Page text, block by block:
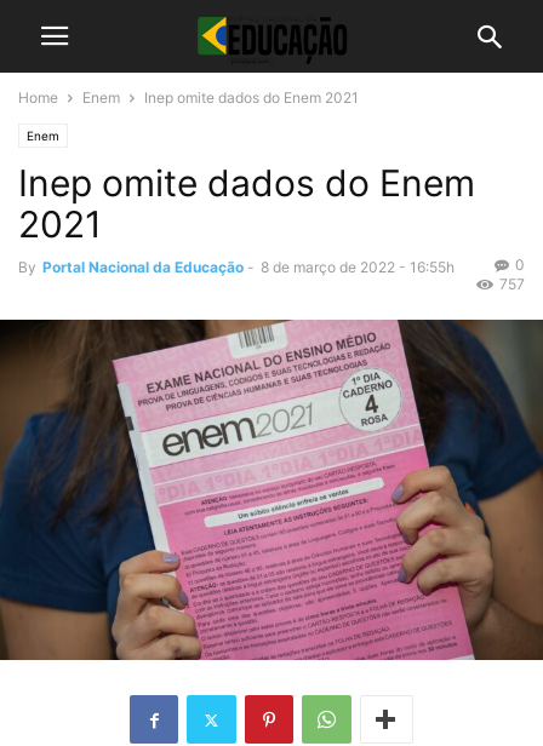
Home Enem Inep omite dados do Enem 2021
Enem
Inep omite dados do Enem
2021
By Portal Nacional da Educação - 8 de março de 2022 - 16:55h
0
757